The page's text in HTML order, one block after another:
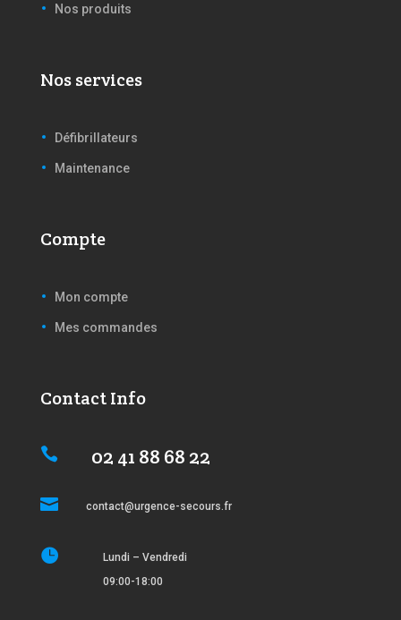
Nos produits
Nos services
Défibrillateurs
Maintenance
Compte
Mon compte
Mes commandes
Contact Info
 02 41 88 68 22
 contact@urgence-secours.fr

Lundi – Vendredi
09:00-18:00